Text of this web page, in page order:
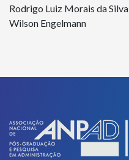
Rodrigo Luiz Morais da Silva
Wilson Engelmann